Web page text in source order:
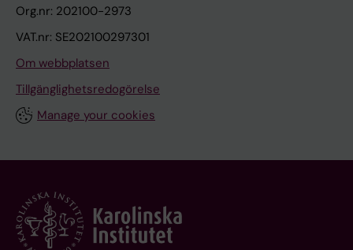
Org.nr: 202100-2973
VAT.nr: SE202100297301
Om webbplatsen
Tillgänglighetsredogörelse
Manage your cookies